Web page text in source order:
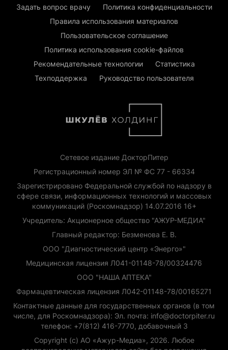
Задать вопрос врачу
Политика конфиденциальности
Правила использования материалов
Пользовательское соглашение
Политика использования cookie-файлов
Рекомендательные технологии
Статистика
Техподдержка
Руководство пользователя
Сетевое издание ДокторПитер
Регистрационный номер ЭЛ № ФС 77 - 66334
Зарегистрировано Федеральной службой по надзору в
сфере связи, информационных технологий и массовых
коммуникаций (Роскомнадзор) 14.07.2016 16+
Учредитель: Акционерное общество "АЖУР-МЕДИА"
Главный редактор: Безменова Е. В.
ООО "Диагностический центр «Энерго»"
Медицинская лицензия Л041-01148-78/00324476
ООО "НАША АПТЕКА"
Фармацевтическая лицензия Л042-01148-78/00165271
Контактные данные для государственных органов (в том
числе, для Роскомнадзора): Эл. почта: info@doctorpiter.ru
телефон: +7(812) 416-7770, добавочный 3
Copyright (с) АО «Ажур-Медиа», 2026. Любое